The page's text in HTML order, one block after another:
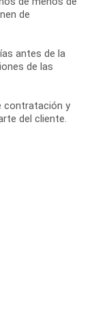
de
antes de la
de las
contratación y
del cliente.